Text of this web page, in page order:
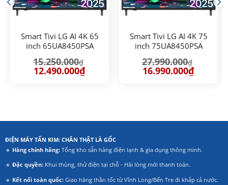
Smart Tivi LG AI 4K 65
inch 65UA8450PSA
15.250.000₫
Giá
gốc
12.490.000₫Giá
Smart Tivi LG AI 4K 75
inch 75UA8450PSA
27.990.000₫
Giá
gốc
16.990.000₫Giá
ĐIỆN MÁY TẤN KIM: CHÂN THẬT LÀ GỐC
🔹 Hàng chính hãng:Tổng kho sẵn hàng điện lạnh & gia dụng thông minh.
🔹 Đặc quyền:Khui thùng, thử điện tại chỗ - Hài lòng mới thanh toán.
🔹 Kết nối toàn quốc:Giao hàng thần tốc từ Vĩnh Long/Bến Tre đi khắp cả nước.